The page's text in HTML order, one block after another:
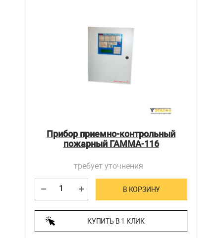
Прибор приемно-контрольный
пожарный ГАММА-116
требует уточнения
В КОРЗИНУ
КУПИТЬ В 1 КЛИК